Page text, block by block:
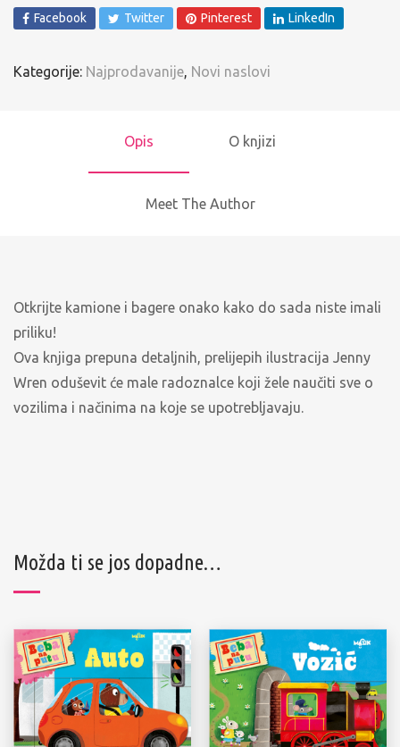
Facebook Twitter Pinterest LinkedIn
Kategorije: Najprodavanije, Novi naslovi
Opis O knjizi
Meet The Author
Otkrijte kamione i bagere onako kako do sada niste imali
priliku!
Ova knjiga prepuna detaljnih, prelijepih ilustracija Jenny
Wren oduševit će male radoznalce koji žele naučiti sve o
vozilima i načinima na koje se upotrebljavaju.
Možda ti se jos dopadne…